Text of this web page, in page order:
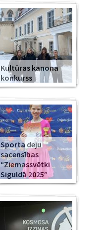
Kultūras kanona
konkurss
Sporta deju
sacensības
“Ziemassvētki
Siguldā 2025”